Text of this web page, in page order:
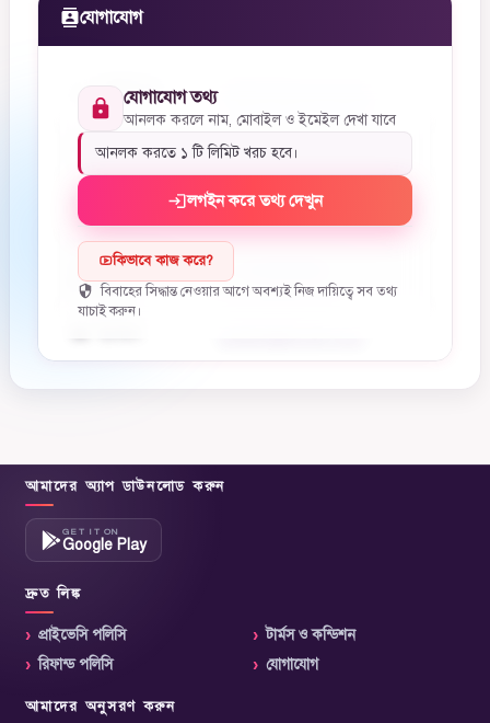
যোগাযোগ
পাত্রীর নাম
অভিভাবকের নাম আনলক করলে দেখা যাবে
আনলক করলে দেখা যাবে
অভিভাবকের
মোবাইল
যোগাযোগ তথ্য
আনলক করলে নাম, মোবাইল ও ইমেইল দেখা যাবে
আনলক করতে ১ টি লিমিট খরচ হবে।
লগইন করে তথ্য দেখুন
কিভাবে কাজ করে?
বিবাহের সিদ্ধান্ত নেওয়ার আগে অবশ্যই নিজ দায়িত্বে সব তথ্য
যাচাই করুন।
আমাদের অ্যাপ ডাউনলোড করুন
GET IT ON
Google Play
ডাউনলোড অ্যাপ (Play Store)
দ্রুত লিঙ্ক
প্রাইভেসি পলিসি
টার্মস ও কন্ডিশন
রিফান্ড পলিসি
যোগাযোগ
আমাদের অনুসরণ করুন